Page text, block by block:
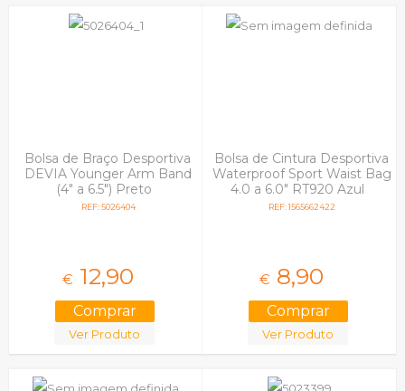
Bolsa de Braço Desportiva
DEVIA Younger Arm Band
(4" a 6.5") Preto
REF: 5026404
€ 12,90
Ver Produto
Bolsa de Cintura Desportiva
Waterproof Sport Waist Bag
4.0 a 6.0" RT920 Azul
REF: 1565662422
€ 8,90
Ver Produto